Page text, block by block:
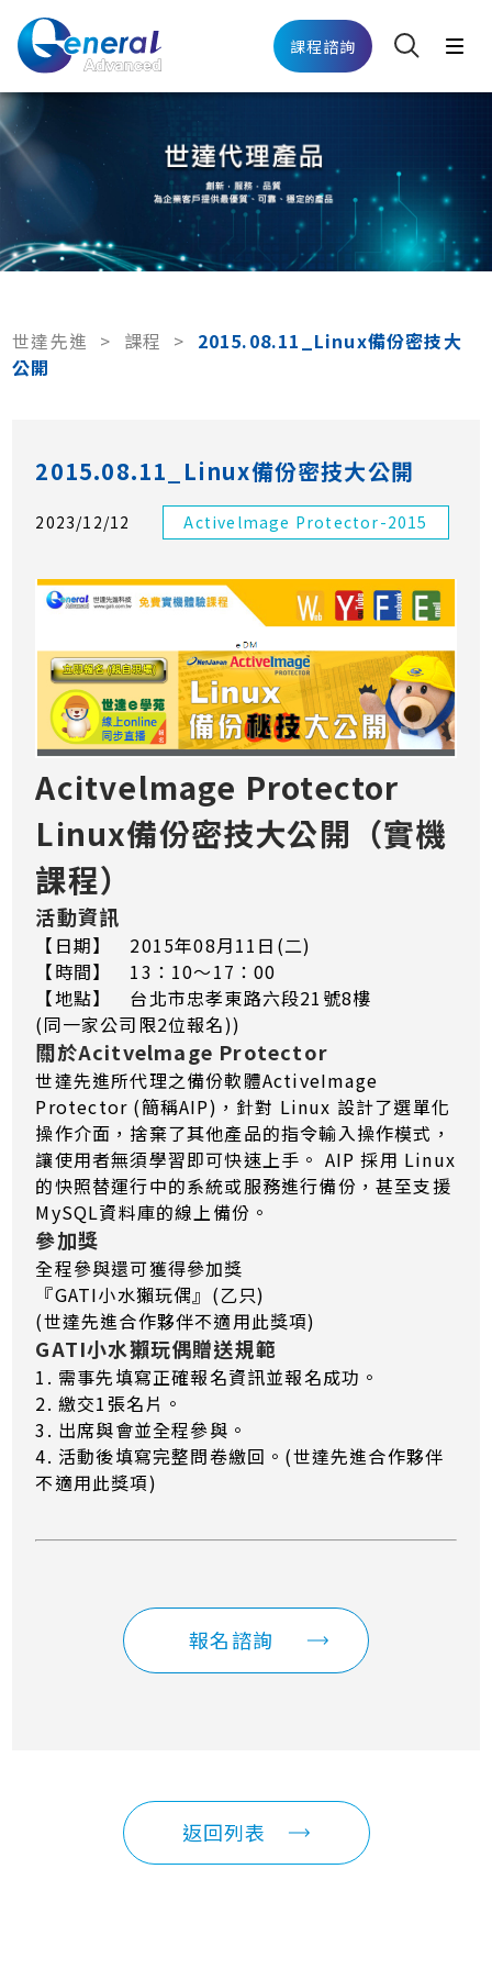
課程諮詢
世達先進 > 課程 > 2015.08.11_Linux備份密技大
公開
2015.08.11_Linux備份密技大公開
2023/12/12 Activelmage Protector-2015
Acitvelmage Protector
Linux備份密技大公開（實機
課程）
活動資訊
【日期】 2015年08月11日(二)
【時間】 13：10～17：00
【地點】 台北市忠孝東路六段21號8樓
(同一家公司限2位報名))
關於Acitvelmage Protector
世達先進所代理之備份軟體ActiveImage
Protector (簡稱AIP)，針對 Linux 設計了選單化
操作介面，捨棄了其他產品的指令輸入操作模式，
讓使用者無須學習即可快速上手。 AIP 採用 Linux
的快照替運行中的系統或服務進行備份，甚至支援
MySQL資料庫的線上備份。
參加獎
全程參與還可獲得參加獎
『GATI小水獺玩偶』(乙只)
(世達先進合作夥伴不適用此獎項)
GATI小水獺玩偶贈送規範
1. 需事先填寫正確報名資訊並報名成功。
2. 繳交1張名片。
3. 出席與會並全程參與。
4. 活動後填寫完整問卷繳回。(世達先進合作夥伴
不適用此獎項)
報名諮詢
返回列表